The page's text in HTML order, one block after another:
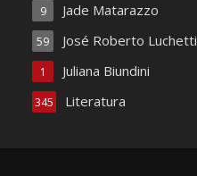
Jade Matarazzo
9
José Roberto Luchetti
59
Juliana Biundini
1
Literatura
345